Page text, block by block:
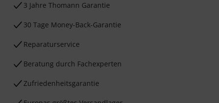
3 Jahre Thomann Garantie
30 Tage Money-Back-Garantie
Reparaturservice
Beratung durch Fachexperten
Zufriedenheitsgarantie